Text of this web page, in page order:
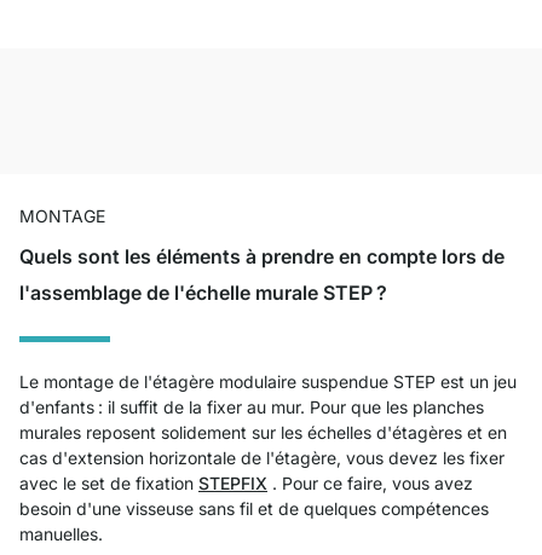
MONTAGE
Quels sont les éléments à prendre en compte lors de
l'assemblage de l'échelle murale STEP ?
Le montage de l'étagère modulaire suspendue STEP est un jeu
d'enfants : il suffit de la fixer au mur. Pour que les planches
murales reposent solidement sur les échelles d'étagères et en
cas d'extension horizontale de l'étagère, vous devez les fixer
avec le set de fixation STEPFIX . Pour ce faire, vous avez
besoin d'une visseuse sans fil et de quelques compétences
manuelles.